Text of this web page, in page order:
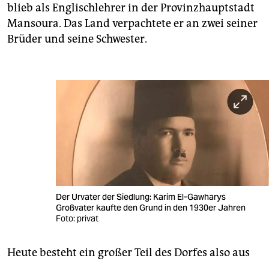
blieb als Englischlehrer in der Provinzhauptstadt
Mansoura. Das Land verpachtete er an zwei seiner
Brüder und seine Schwester.
Der Urvater der Siedlung: Karim El-Gawharys
Großvater kaufte den Grund in den 1930er Jahren
Foto: privat
Heute besteht ein großer Teil des Dorfes also aus